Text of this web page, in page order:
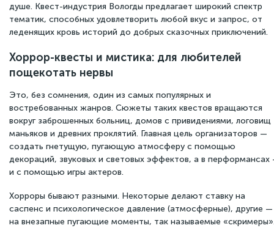
душе. Квест-индустрия Вологды предлагает широкий спектр
тематик, способных удовлетворить любой вкус и запрос, от
леденящих кровь историй до добрых сказочных приключений.
Хоррор-квесты и мистика: для любителей
пощекотать нервы
Это, без сомнения, один из самых популярных и
востребованных жанров. Сюжеты таких квестов вращаются
вокруг заброшенных больниц, домов с привидениями, логовищ
маньяков и древних проклятий. Главная цель организаторов —
создать гнетущую, пугающую атмосферу с помощью
декораций, звуковых и световых эффектов, а в перформансах
и с помощью игры актеров.
Хорроры бывают разными. Некоторые делают ставку на
саспенс и психологическое давление (атмосферные), другие —
на внезапные пугающие моменты, так называемые